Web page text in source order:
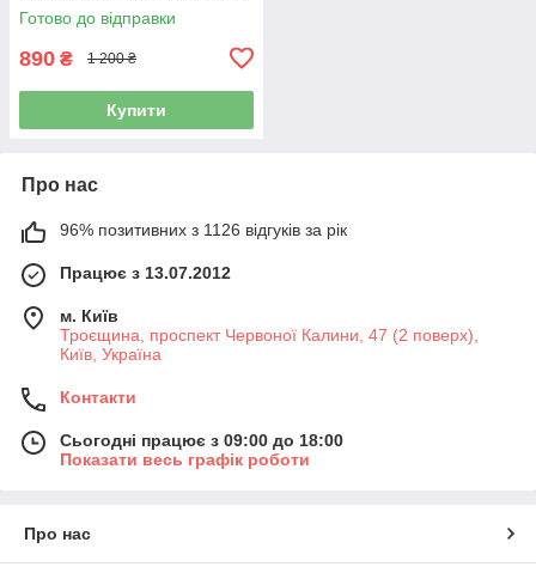
Готово до відправки
890 ₴ 1 200 ₴
Купити
Про нас
96% позитивних з 1126 відгуків за рік
Працює з 13.07.2012
м. Київ
Троєщина, проспект Червоної Калини, 47 (2 поверх),
Київ, Україна
Контакти
Сьогодні працює з 09:00 до 18:00
Показати весь графік роботи
Про нас